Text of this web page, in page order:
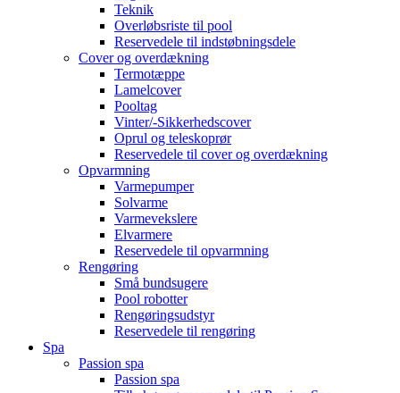
Teknik
Overløbsriste til pool
Reservedele til indstøbningsdele
Cover og overdækning
Termotæppe
Lamelcover
Pooltag
Vinter/-Sikkerhedscover
Oprul og teleskoprør
Reservedele til cover og overdækning
Opvarmning
Varmepumper
Solvarme
Varmevekslere
Elvarmere
Reservedele til opvarmning
Rengøring
Små bundsugere
Pool robotter
Rengøringsudstyr
Reservedele til rengøring
Spa
Passion spa
Passion spa